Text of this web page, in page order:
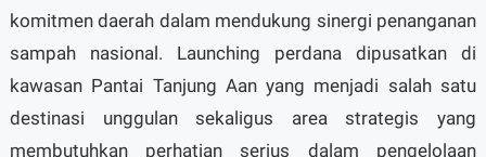
komitmen daerah dalam mendukung sinergi penanganan
sampah nasional. Launching perdana dipusatkan di
kawasan Pantai Tanjung Aan yang menjadi salah satu
destinasi unggulan sekaligus area strategis yang
membutuhkan perhatian serius dalam pengelolaan